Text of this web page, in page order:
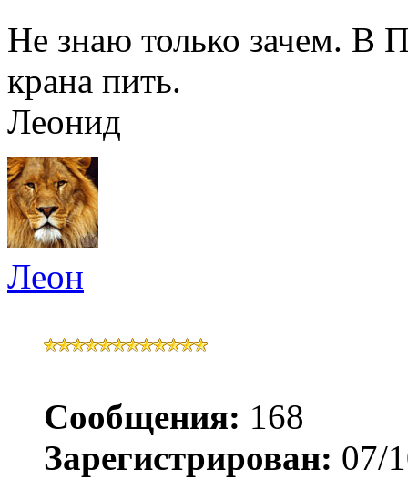
Не знаю только зачем. В
крана пить.
Леонид
Леон
Сообщения: 168
Зарегистрирован: 07/